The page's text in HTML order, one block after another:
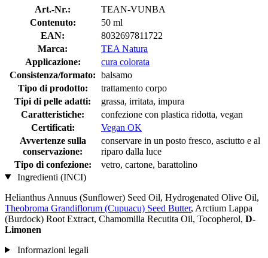
Art.-Nr.:
TEAN-VUNBA
Contenuto:
50 ml
EAN:
8032697811722
Marca:
TEA Natura
Applicazione:
cura colorata
Consistenza/formato: balsamo
Tipo di prodotto:
trattamento corpo
Tipi di pelle adatti:
grassa, irritata, impura
Caratteristiche:
confezione con plastica ridotta, vegan
Certificati:
Vegan OK
Avvertenze sulla
conservazione:
conservare in un posto fresco, asciutto e al
riparo dalla luce
Tipo di confezione:
vetro, cartone, barattolino
Ingredienti (INCI)
Helianthus Annuus (Sunflower) Seed Oil, Hydrogenated Olive Oil,
Theobroma Grandiflorum (Cupuacu) Seed Butter, Arctium Lappa
(Burdock) Root Extract, Chamomilla Recutita Oil, Tocopherol, D-
Limonen
Informazioni legali